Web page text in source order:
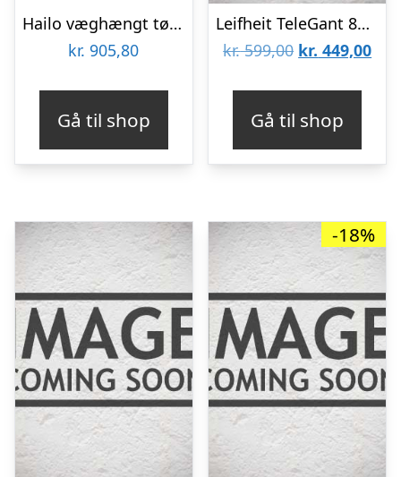
Hailo væghængt tørrestativ
kr. 905,80
Gå til shop
Leifheit TeleGant 81 – Væghængt tørrestativ
kr.599,00 Den
kr. 599,00.
kr. 449,00Den
kr.
Gå til shop
-18%